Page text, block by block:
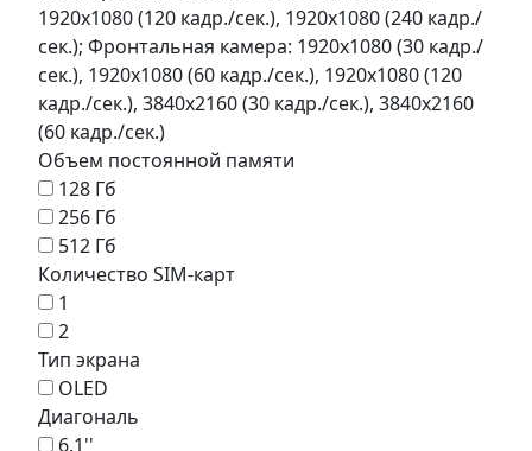
1920x1080 (120 кадр./сек.), 1920x1080 (240 кадр./
сек.); Фронтальная камера: 1920x1080 (30 кадр./
сек.), 1920x1080 (60 кадр./сек.), 1920x1080 (120
кадр./сек.), 3840x2160 (30 кадр./сек.), 3840x2160
(60 кадр./сек.)
Объем постоянной памяти
128 Гб
256 Гб
512 Гб
Количество SIM-карт
1
2
Тип экрана
OLED
Диагональ
6.1''